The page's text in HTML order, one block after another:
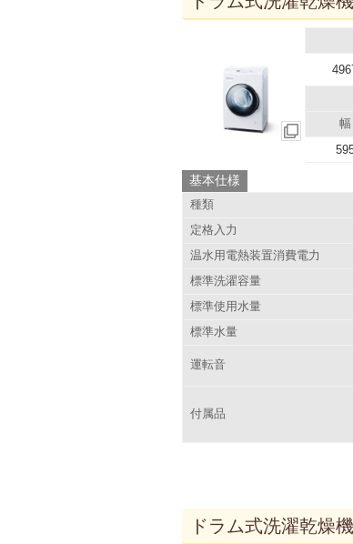
幅
基本仕様
種類
定格入力
温水用電熱装置消費電力
標準洗濯容量
標準使用水量
標準水量
運転音
付属品
ドラム式洗濯乾燥